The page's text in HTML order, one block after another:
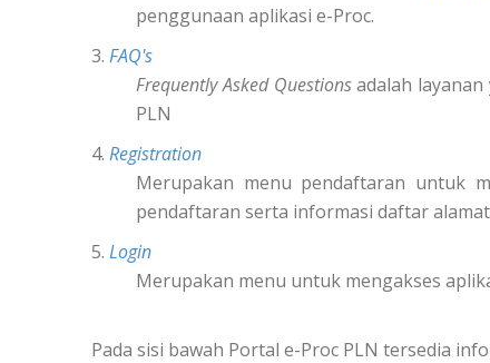
penggunaan aplikasi e-Proc.
3. FAQ's
Frequently Asked Questionsadalah layanan
PLN
4. Registration
Merupakan menu pendaftaran untuk
pendaftaran serta informasi daftar
5. Login
Merupakan menu untuk mengakses
Pada sisi bawah Portal e-Proc PLN tersedia